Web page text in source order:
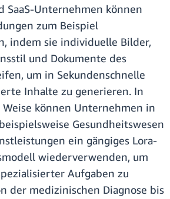
SaaS-Unternehmen können
zum Beispiel
indem sie individuelle Bilder,
und Dokumente des
um in Sekundenschnelle
Inhalte zu generieren. In
können Unternehmen in
Gesundheitswesen
ein gängiges Lora-
wiederverwenden, um
Aufgaben zu
der medizinischen Diagnose bis